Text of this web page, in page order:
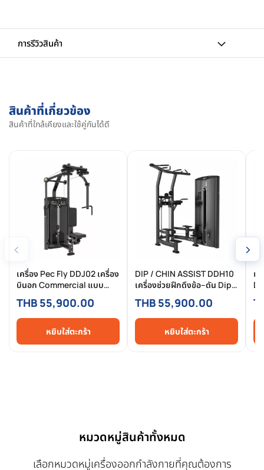
การรีวิวสินค้า
สินค้าที่เกี่ยวข้อง
สินค้าที่ใกล้เคียงและใช้คู่กันได้ดี
‹
เครื่อง Pec Fly DDJ02 เครื่อง
บินอก Commercial แบบ
Pin-Selected สำหรับฟิตเนส
มืออาชีพ
THB 55,900.00
หยิบใส่ตะกร้า
DIP / CHIN ASSIST DDH10
เครื่องช่วยฝึกดึงข้อ–ดัน Dip
สำหรับฟิตเนส เล่นปลอดภัย
เห็นผลจริง
THB 55,900.00
หยิบใส่ตะกร้า
เ
อ
›
หมวดหมู่สินค้าทั้งหมด
เลือกหมวดหมู่เครื่องออกกำลังกายที่คุณต้องการ